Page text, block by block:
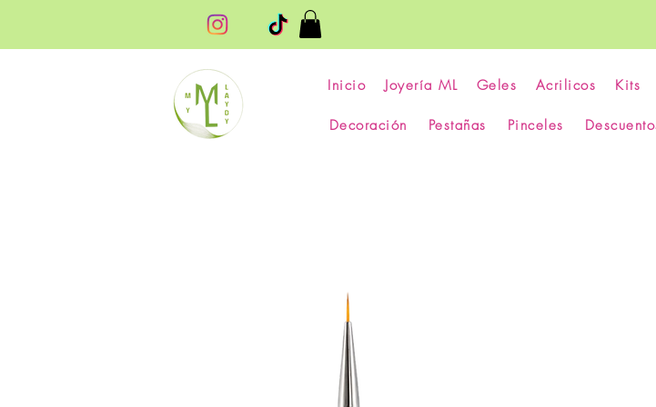
Inicio Joyería ML Geles Acrilicos Kits
Decoración Pestañas Pinceles